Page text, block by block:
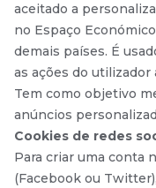
aceitado a
no Espaço
demais países. É
as ações do
Tem como objetivo
anúncios
Cookies de redes
Para criar uma conta
(Facebook ou